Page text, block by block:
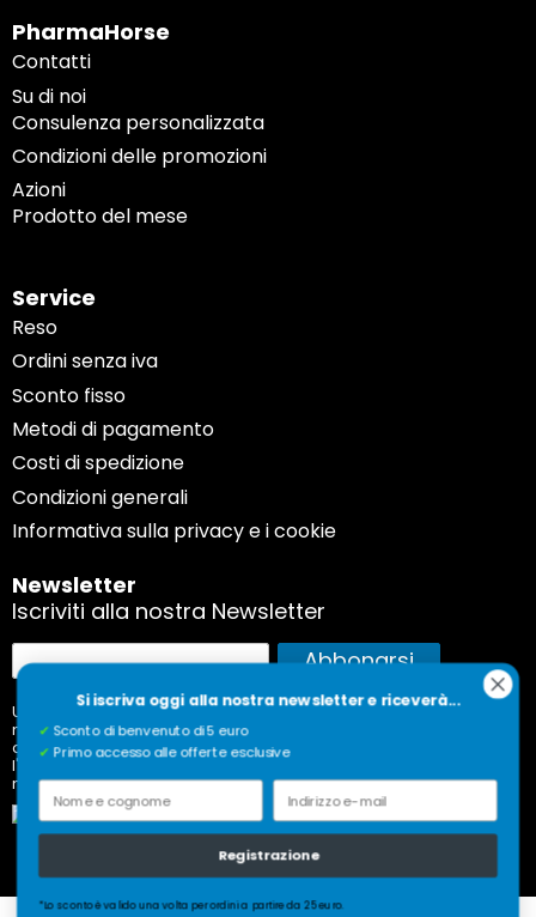
PharmaHorse
Contatti
Su di noi
Consulenza personalizzata
Condizioni delle promozioni
Azioni
Prodotto del mese
Service
Reso
Ordini senza iva
Sconto fisso
Metodi di pagamento
Costi di spedizione
Condizioni generali
Informativa sulla privacy e i cookie
Newsletter
Iscriviti alla nostra Newsletter
Iscriviti
alla
nostra
Newsletter:
Abbonarsi
Utilizziamo questi dati solo per inviarvi la nostra
newsletter, con cadenza mensile, e non per scopi
commerciali come la pubblicità. Desidera annullare
l'iscrizione? Cliccate sul link in fondo alla nostra
newsletter.
Si iscriva oggi alla nostra newsletter e riceverà...
✔ Sconto di benvenuto di 5 euro
✔ Primo accesso alle offerte esclusive
Registrazione
*Lo sconto è valido una volta per ordini a partire da 25 euro.